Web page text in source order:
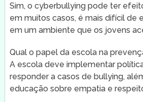
Sim, o cyberbullying pode ter
em muitos casos, é mais difícil de
em um ambiente que os jovens
Qual o papel da escola na
A escola deve implementar
responder a casos de bullying,
educação sobre empatia e